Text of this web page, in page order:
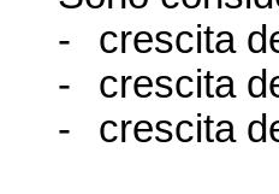
-
crescita
-
crescita
-
crescita